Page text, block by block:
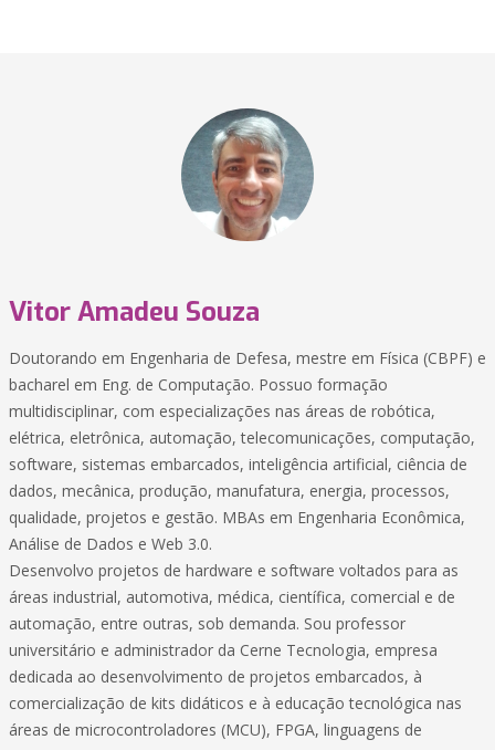
Vitor Amadeu Souza
Doutorando em Engenharia de Defesa, mestre em Física (CBPF) e
bacharel em Eng. de Computação. Possuo formação
multidisciplinar, com especializações nas áreas de robótica,
elétrica, eletrônica, automação, telecomunicações, computação,
software, sistemas embarcados, inteligência artificial, ciência de
dados, mecânica, produção, manufatura, energia, processos,
qualidade, projetos e gestão. MBAs em Engenharia Econômica,
Análise de Dados e Web 3.0.
Desenvolvo projetos de hardware e software voltados para as
áreas industrial, automotiva, médica, científica, comercial e de
automação, entre outras, sob demanda. Sou professor
universitário e administrador da Cerne Tecnologia, empresa
dedicada ao desenvolvimento de projetos embarcados, à
comercialização de kits didáticos e à educação tecnológica nas
áreas de microcontroladores (MCU), FPGA, linguagens de